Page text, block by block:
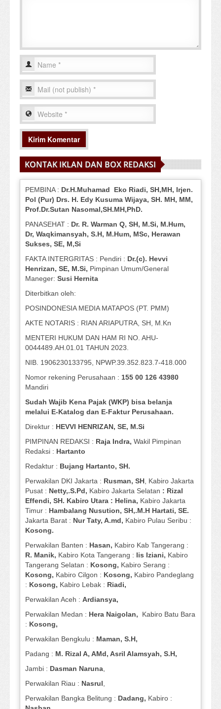
KONTAK IKLAN DAN BOX REDAKSI
PEMBINA : Dr.H.Muhamad Eko Riadi, SH,MH, Irjen.
Pol (Pur) Drs. H. Edy Kusuma Wijaya, SH. MH, MM,
Prof.Dr.Sutan Nasomal,SH.MH,PhD.
PANASEHAT : Dr. R. Warman Q, SH, M.Si, M.Hum,
Dr, Waqkimansyah, S.H, M.Hum, MSc, Herawan
Sukses, SE, M,Si
FAKTA INTERGRITAS : Pendiri : Dr.(c). Hevvi
Henrizan, SE, M.Si, Pimpinan Umum/General
Maneger: Susi Hernita
Diterbitkan oleh:
POSINDONESIA MEDIA MATAPOS (PT. PMM)
AKTE NOTARIS : RIAN ARIAPUTRA, SH, M.Kn
MENTERI HUKUM DAN HAM RI NO. AHU-
0044489.AH.01.01 TAHUN 2023.
NIB. 1906230133795, NPWP.39.352.823.7-418.000
Nomor rekening Perusahaan : 155 00 126 43980
Mandiri
Sudah Wajib Kena Pajak (WKP) bisa belanja
melalui E-Katalog dan E-Faktur Perusahaan.
Direktur : HEVVI HENRIZAN, SE, M.Si
PIMPINAN REDAKSI : Raja Indra, Wakil Pimpinan
Redaksi : Hartanto
Redaktur : Bujang Hartanto, SH.
Perwakilan DKI Jakarta : Rusman, SH , Kabiro Jakarta
Pusat : Netty,.S.Pd, Kabiro Jakarta Selatan : Rizal
Effendi, SH. Kabiro Utara : Helina, Kabiro Jakarta
Timur : Hambalang Nusution, SH,.M.H Hartati, SE.
Jakarta Barat : Nur Taty, A.md, Kabiro Pulau Seribu :
Kosong.
Perwakilan Banten : Hasan, Kabiro Kab Tangerang :
R. Manik, Kabiro Kota Tangerang : Iis Iziani, Kabiro
Tangerang Selatan : Kosong, Kabiro Serang :
Kosong, Kabiro Cilgon : Kosong, Kabiro Pandeglang
: Kosong, Kabiro Lebak : Riadi,
Perwakilan Aceh : Ardiansya,
Perwakilan Medan : Hera Naigolan, Kabiro Batu Bara
: Kosong,
Perwakilan Bengkulu : Maman, S.H,
Padang : M. Rizal A, AMd, Asril Alamsyah, S.H,
Jambi : Dasman Naruna
Perwakilan Riau : Nasrul
Perwakilan Bangka Belitung : Dadang, Kabiro :